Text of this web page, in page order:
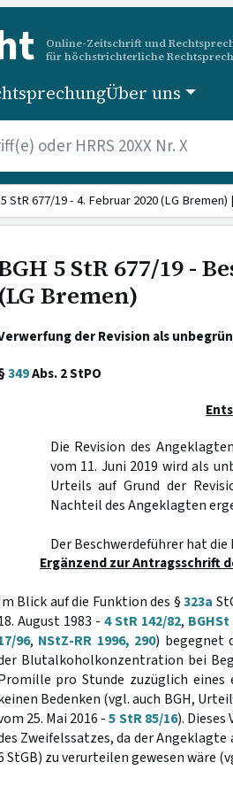
Online-Zeitschrift und
für höchstrichterliche
Über uns
StR 677/19 - 4. Februar 2020 (LG Bremen)
5 StR 677/19 -
(LG Bremen)
der Revision als
349Abs. 2 StPO
Die Revision des
vom 11. Juni 2019 wird als
Urteils auf Grund der
Nachteil des Angeklagten
Der Beschwerdeführer hat
Ergänzend zur Antragsschrift
Blick auf die Funktion des §323a
August 1983 - 4 StR 142/82,
96, NStZ-RR 1996, 290) begegnet
Blutalkoholkonzentration bei
pro Stunde zuzüglich
Bedenken (vgl. auch BGH,
25. Mai 2016 -5 StR 85/16).
Zweifelssatzes, da der
StGB) zu verurteilen gewesen wäre